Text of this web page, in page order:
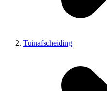
Tuinafscheiding